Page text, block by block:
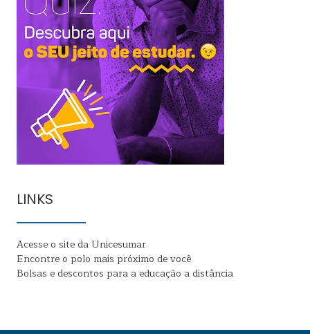
LINKS
Acesse o site da Unicesumar
Encontre o polo mais próximo de você
Bolsas e descontos para a educação a distância